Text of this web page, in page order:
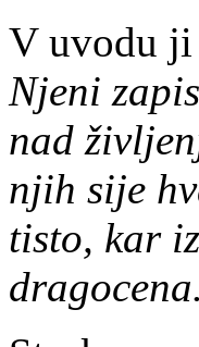
V uvodu ji
Njeni
nad
njih sije
tisto, kar
dragocena.